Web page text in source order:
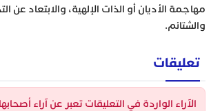
مهاجمة الأديان أو الذات الإلهية، والابتعاد عن
والشتائم.
تعليقات
الآراء الواردة في التعليقات تعبر عن آراء